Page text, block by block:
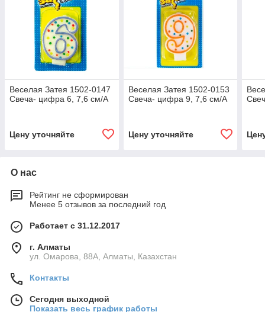
Веселая Затея 1502-0147
Свеча- цифра 6, 7,6 см/A
Цену уточняйте
Веселая Затея 1502-0153
Свеча- цифра 9, 7,6 см/A
Цену уточняйте
О нас
Рейтинг не сформирован
Менее 5 отзывов за последний год
Работает с 31.12.2017
г. Алматы
ул. Омарова, 88А, Алматы, Казахстан
Контакты
Сегодня выходной
Показать весь график работы